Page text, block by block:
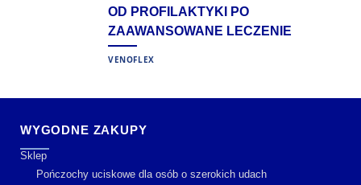
OD PROFILAKTYKI PO
ZAAWANSOWANE LECZENIE
VENOFLEX
WYGODNE ZAKUPY
Sklep
Pończochy uciskowe dla osób o szerokich udach